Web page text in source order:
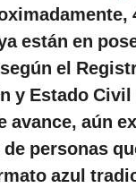
están en
el
y Estado Civil
avance, aún
personas
azul